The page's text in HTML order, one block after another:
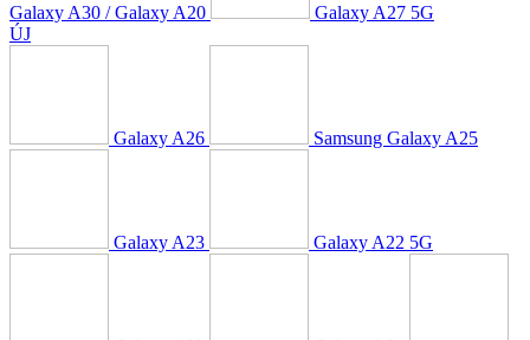
Galaxy A30 / Galaxy A20
Galaxy A27 5G
ÚJ
Galaxy A26 Samsung Galaxy A25
Galaxy A23 Galaxy A22 5G